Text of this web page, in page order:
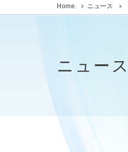
Home ニュース
ニュース